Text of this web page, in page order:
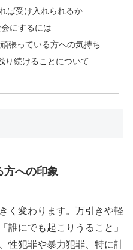
ば受け入れられるか
にするには
張っている方への気持ち
り続けることについて
方への印象
く変わります。万引きや軽
誰にでも起こりうること」
性犯罪や暴力犯罪、特に計